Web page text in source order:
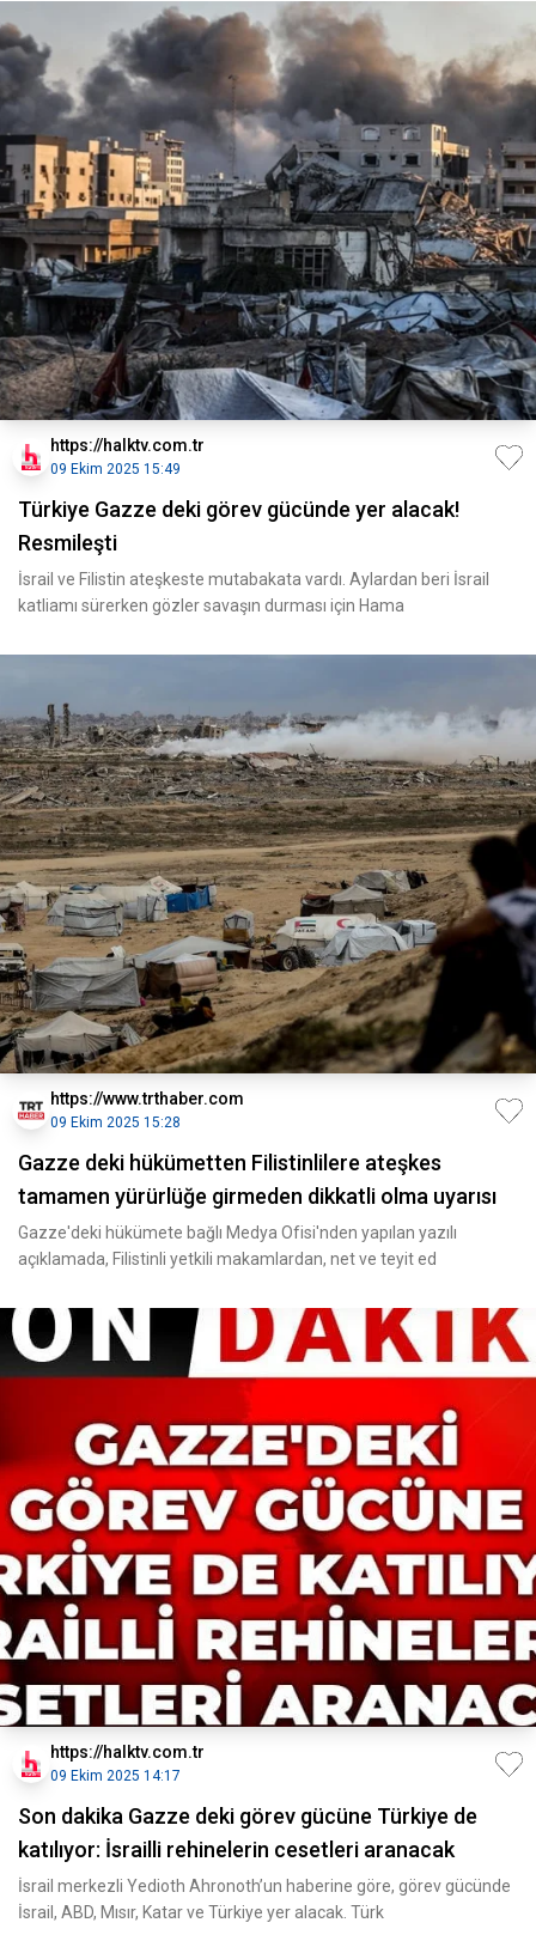
https://halktv.com.tr
09 Ekim 2025 15:49
Türkiye Gazze deki görev gücünde yer alacak!
Resmileşti
İsrail ve Filistin ateşkeste mutabakata vardı. Aylardan beri İsrail
katliamı sürerken gözler savaşın durması için Hama
https://www.trthaber.com
09 Ekim 2025 15:28
Gazze deki hükümetten Filistinlilere ateşkes
tamamen yürürlüğe girmeden dikkatli olma uyarısı
Gazze'deki hükümete bağlı Medya Ofisi'nden yapılan yazılı
açıklamada, Filistinli yetkili makamlardan, net ve teyit ed
https://halktv.com.tr
09 Ekim 2025 14:17
Son dakika Gazze deki görev gücüne Türkiye de
katılıyor: İsrailli rehinelerin cesetleri aranacak
İsrail merkezli Yedioth Ahronoth’un haberine göre, görev gücünde
İsrail, ABD, Mısır, Katar ve Türkiye yer alacak. Türk